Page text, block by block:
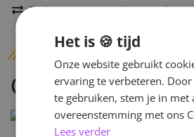
Indien op voorraadbinnen 2
Omschrijving
Het is 🍪 tijd
Onze website gebruikt
ervaring te verbeteren.
te gebruiken, stem je in met
overeenstemming met ons
Lees verder